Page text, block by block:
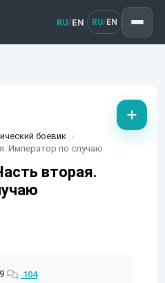
RU/EN RU/ EN
боевик
Император по случаю
вторая.
104